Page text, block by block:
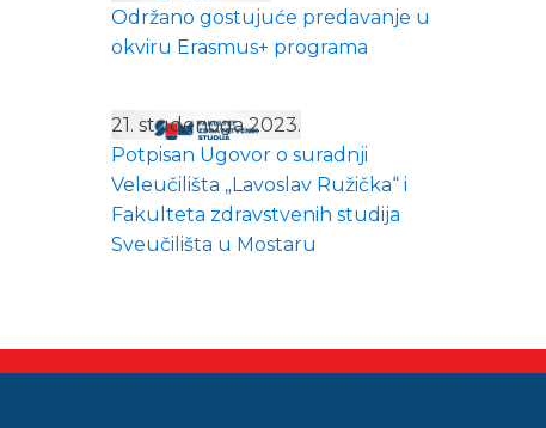
Održano gostujuće predavanje u
okviru Erasmus+ programa
21. studenoga 2023.
Potpisan Ugovor o suradnji
Veleučilišta „Lavoslav Ružička“ i
Fakulteta zdravstvenih studija
Sveučilišta u Mostaru